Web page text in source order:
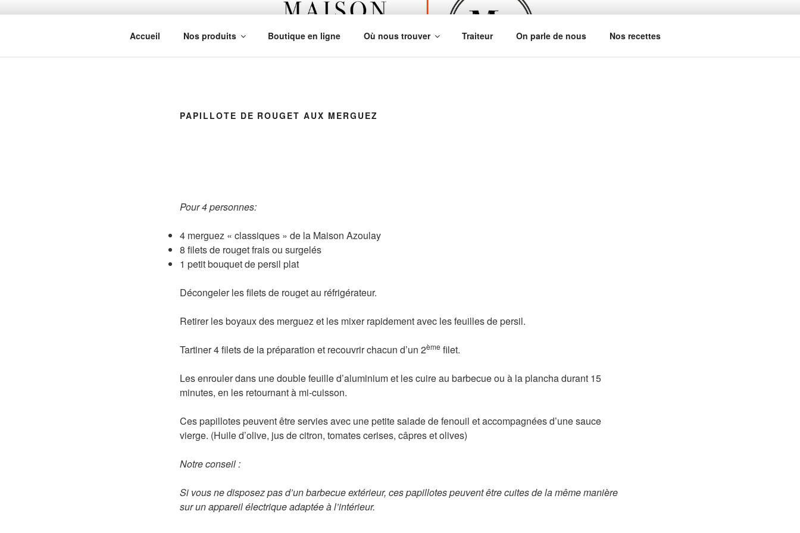
MAISON AZOULAY
Accueil Nos produits Boutique en ligne Où nous trouver Traiteur On parle de nous Nos recettes
PAPILLOTE DE ROUGET AUX MERGUEZ
Pour 4 personnes:
4 merguez « classiques » de la Maison Azoulay
8 filets de rouget frais ou surgelés
1 petit bouquet de persil plat
Décongeler les filets de rouget au réfrigérateur.
Retirer les boyaux des merguez et les mixer rapidement avec les feuilles de persil.
Tartiner 4 filets de la préparation et recouvrir chacun d’un 2ème filet.
Les enrouler dans une double feuille d’aluminium et les cuire au barbecue ou à la plancha durant 15
minutes, en les retournant à mi-cuisson.
Ces papillotes peuvent être servies avec une petite salade de fenouil et accompagnées d’une sauce
vierge. (Huile d’olive, jus de citron, tomates cerises, câpres et olives)
Notre conseil :
Si vous ne disposez pas d’un barbecue extérieur, ces papillotes peuvent être cuites de la même manière
sur un appareil électrique adaptée à l’intérieur.